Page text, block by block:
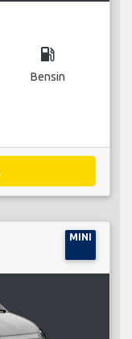
local_gas_station
Bensin
MINI